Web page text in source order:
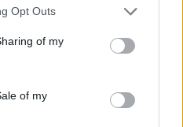
uses one or more Google
behaviour. You may click to
and its third-party tags to
purposes in below Google
Opt Outs
of my
of my